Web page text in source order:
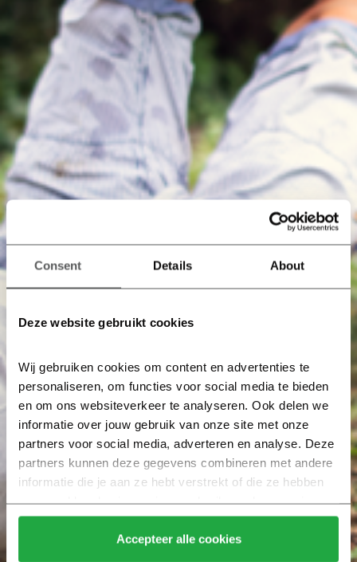
Consent Details About
Deze website gebruikt cookies
Wij gebruiken cookies om content en advertenties te
personaliseren, om functies voor social media te bieden
en om ons websiteverkeer te analyseren. Ook delen we
informatie over jouw gebruik van onze site met onze
partners voor social media, adverteren en analyse. Deze
partners kunnen deze gegevens combineren met andere
informatie die je aan ze hebt verstrekt of die ze hebben
verzameld op basis van jouw gebruik van hun services.
Klik hier voor meer informatie over ons cookiebeleid.
Accepteer alle cookies